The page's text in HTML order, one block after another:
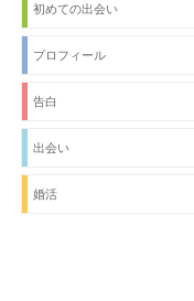
初めての出会い
プロフィール
告白
出会い
婚活